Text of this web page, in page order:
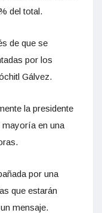
del total.
de que se
por los
Gálvez.
la presidente
mayoría en una
por una
que estarán
mensaje.